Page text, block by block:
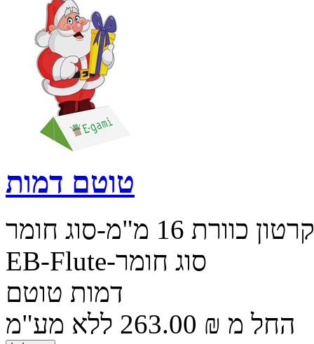
טוטם דמות
קרטון כוורת 16 מ"מ-סוג חומר
EB-Flute-סוג חומר
דמות טוטם
החל מ ₪ 263.00 ללא מע"מ